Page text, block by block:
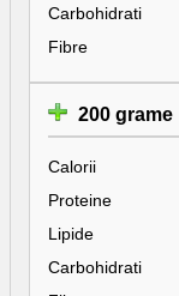
Carbohidrati
Fibre
200 grame
Calorii
Proteine
Lipide
Carbohidrati